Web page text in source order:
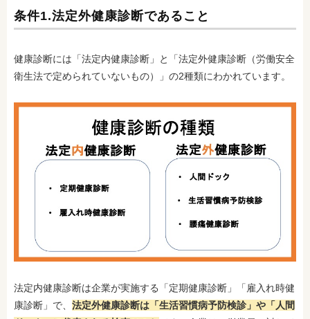
条件1.法定外健康診断であること
健康診断には「法定内健康診断」と「法定外健康診断（労働安全
衛生法で定められていないもの）」の2種類にわかれています。
法定内健康診断は企業が実施する「定期健康診断」「雇入れ時健
康診断」で、 法定外健康診断は「生活習慣病予防検診」や「人間